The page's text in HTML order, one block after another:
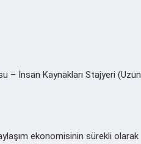
– İnsan Kaynakları Stajyeri (Uzun
ekonomisinin sürekli olarak